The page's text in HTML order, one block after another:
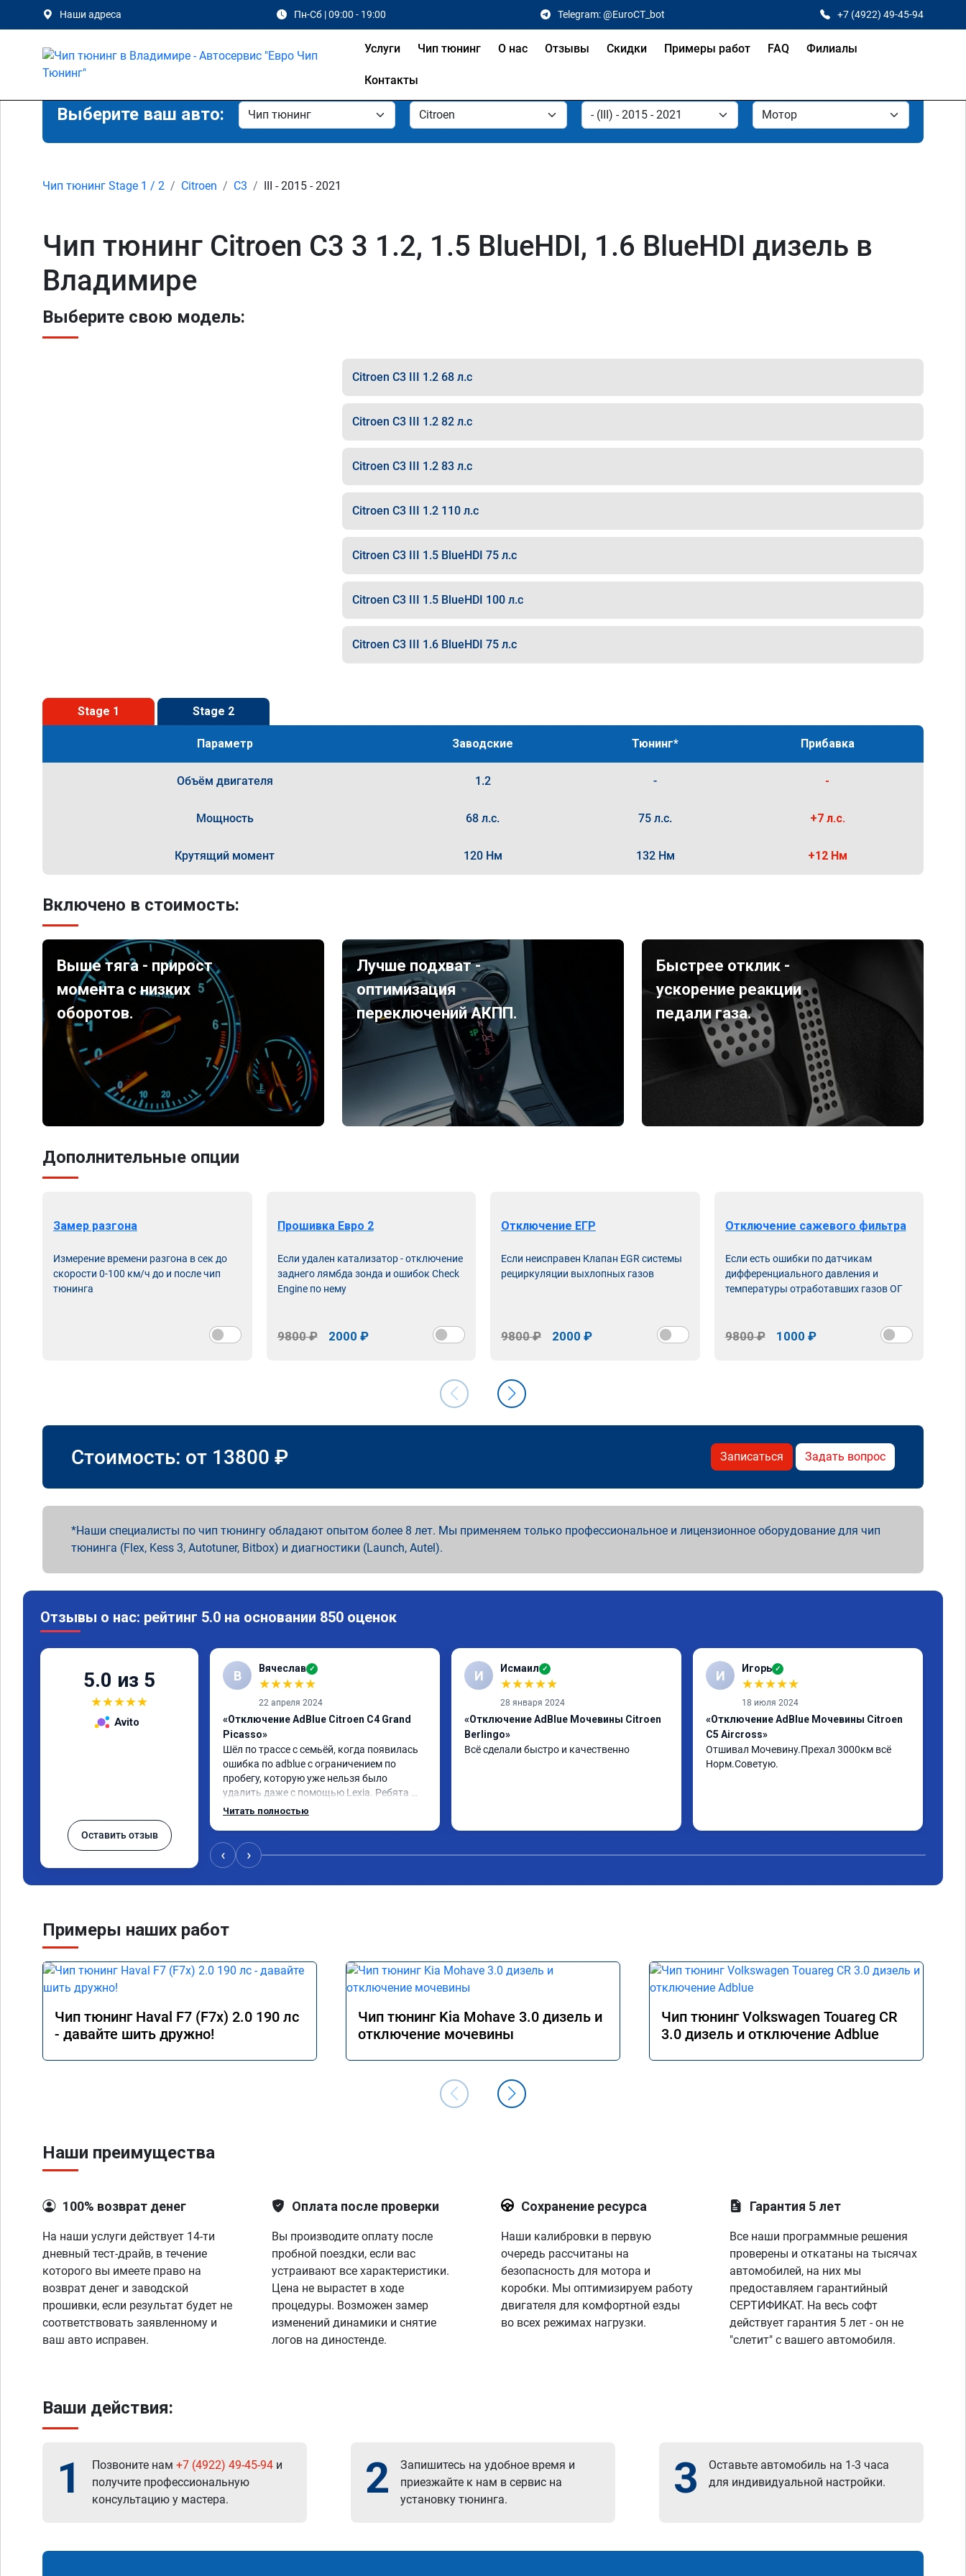
Наши адреса Пн-Сб | 09:00 - 19:00 Telegram: @EuroCT_bot +7 (4922) 49-45-94
Услуги Чип тюнинг О нас Отзывы Скидки Примеры работ FAQ Филиалы
Контакты
Выберите ваш авто:
Чип тюнинг Stage 1 / 2 Citroen C3 III - 2015 - 2021
Чип тюнинг Citroen C3 3 1.2, 1.5 BlueHDI, 1.6 BlueHDI дизель в
Владимире
Выберите свою модель:
Citroen C3 III 1.2 68 л.с
Citroen C3 III 1.2 82 л.с
Citroen C3 III 1.2 83 л.с
Citroen C3 III 1.2 110 л.с
Citroen C3 III 1.5 BlueHDI 75 л.с
Citroen C3 III 1.5 BlueHDI 100 л.с
Citroen C3 III 1.6 BlueHDI 75 л.с
Stage 1 Stage 2
Параметр Заводские Тюнинг* Прибавка
Объём двигателя 1.2 - -
Мощность 68 л.с. 75 л.с. +7 л.с.
Крутящий момент 120 Нм 132 Нм +12 Нм
Включено в стоимость:
Выше тяга - прирост
момента с низких
оборотов.
Лучше подхват -
оптимизация
переключений АКПП.
Быстрее отклик -
ускорение реакции
педали газа.
Дополнительные опции
Замер разгона
Измерение времени разгона в сек до
скорости 0-100 км/ч до и после чип
тюнинга
Прошивка Евро 2
Если удален катализатор - отключение
заднего лямбда зонда и ошибок Check
Engine по нему
9800 ₽ 2000 ₽
Отключение ЕГР
Если неисправен Клапан EGR системы
рециркуляции выхлопных газов
9800 ₽ 2000 ₽
Отключение сажевого фильтра
Если есть ошибки по датчикам
дифференциального давления и
температуры отработавших газов ОГ
9800 ₽ 1000 ₽
Стоимость: от 13800 ₽ Записаться Задать вопрос
Наши специалисты по чип тюнингу обладают опытом более 8 лет. Мы применяем только профессиональное и лицензионное оборудование для чип
тюнинга (Flex, Kess 3, Autotuner, Bitbox) и диагностики (Launch, Autel).
Отзывы о нас: рейтинг 5.0 на основании 850 оценок
5.0 из 5
★★★★★
Avito
Оставить отзыв
В Вячеслав ✓
★★★★★
22 апреля 2024
«Отключение AdBlue Citroen C4 Grand
Picasso»
Шёл по трассе с семьёй, когда появилась
ошибка по adblue с ограничением по
пробегу, которую уже нельзя было
удалить даже с помощью Lexia. Ребята
пошли навстречу, оперативно приняли и
Читать полностью
И Исмаил ✓
★★★★★
28 января 2024
«Отключение AdBlue Мочевины Citroen
Berlingo»
Всё сделали быстро и качественно
И Игорь ✓
★★★★★
18 июля 2024
«Отключение AdBlue Мочевины Citroen
C5 Aircross»
Отшивал Мочевину.Прехал 3000км всё
Норм.Советую.
‹ ›
Примеры наших работ
Чип тюнинг Haval F7 (F7x) 2.0 190 лс
- давайте шить дружно!
Чип тюнинг Kia Mohave 3.0 дизель и
отключение мочевины
Чип тюнинг Volkswagen Touareg CR
3.0 дизель и отключение Adblue
Наши преимущества
100% возврат денег
На наши услуги действует 14-ти
дневный тест-драйв, в течение
которого вы имеете право на
возврат денег и заводской
прошивки, если результат будет не
соответствовать заявленному и
ваш авто исправен.
Оплата после проверки
Вы производите оплату после
пробной поездки, если вас
устраивают все характеристики.
Цена не вырастет в ходе
процедуры. Возможен замер
изменений динамики и снятие
логов на диностенде.
Сохранение ресурса
Наши калибровки в первую
очередь рассчитаны на
безопасность для мотора и
коробки. Мы оптимизируем работу
двигателя для комфортной езды
во всех режимах нагрузки.
Гарантия 5 лет
Все наши программные решения
проверены и откатаны на тысячах
автомобилей, на них мы
предоставляем гарантийный
СЕРТИФИКАТ. На весь софт
действует гарантия 5 лет - он не
"слетит" с вашего автомобиля.
Ваши действия:
1 Позвоните нам +7 (4922) 49-45-94 и
получите профессиональную
консультацию у мастера.
2
Запишитесь на удобное время и
приезжайте к нам в сервис на
установку тюнинга.
3
Оставьте автомобиль на 1-3 часа
для индивидуальной настройки.